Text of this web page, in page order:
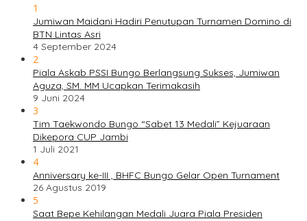
1
Jumiwan Maidani Hadiri Penutupan Turnamen Domino di
BTN Lintas Asri
4 September 2024
2
Piala Askab PSSI Bungo Berlangsung Sukses, Jumiwan
Aguza, SM. MM Ucapkan Terimakasih
9 Juni 2024
3
Tim Taekwondo Bungo “Sabet 13 Medali” Kejuaraan
Dikepora CUP Jambi
1 Juli 2021
4
Anniversary ke-III , BHFC Bungo Gelar Open Turnament
26 Agustus 2019
5
Saat Bepe Kehilangan Medali Juara Piala Presiden